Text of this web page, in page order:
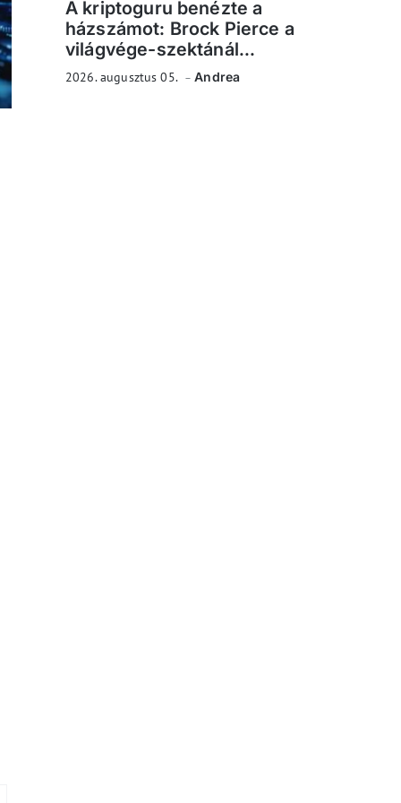
A kriptoguru benézte a
házszámot: Brock Pierce a
világvége-szektánál...
2026. augusztus 05. Andrea